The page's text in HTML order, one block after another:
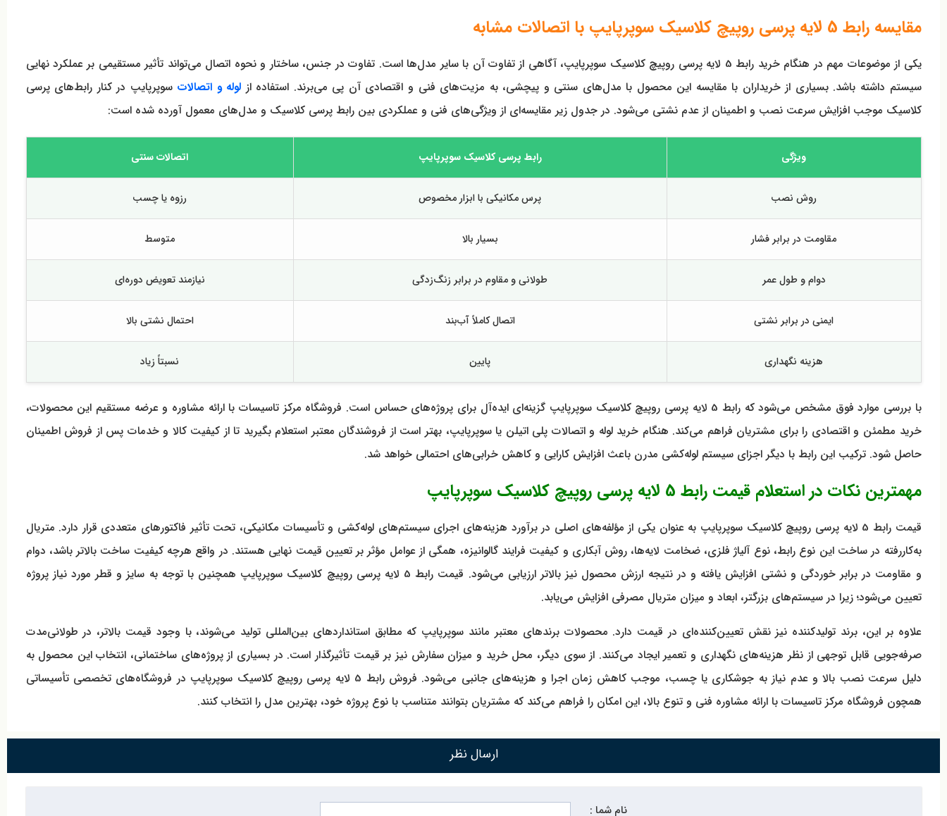
مقایسه رابط 5 لایه پرسی روپیچ کلاسیک سوپرپایپ با اتصالات مشابه
یکی از موضوعات مهم در هنگام خرید رابط 5 لایه پرسی روپیچ کلاسیک سوپرپایپ، آگاهی از تفاوت آن با سایر مدل‌ها است. تفاوت در جنس، ساختار و نحوه اتصال می‌تواند تأثیر مستقیمی بر عملکرد نهایی
سیستم داشته باشد. بسیاری از خریداران با مقایسه این محصول با مدل‌های سنتی و پیچشی، به مزیت‌های فنی و اقتصادی آن پی می‌برند. استفاده از لوله و اتصالات سوپرپایپ در کنار رابط‌های پرسی
کلاسیک موجب افزایش سرعت نصب و اطمینان از عدم نشتی می‌شود. در جدول زیر مقایسه‌ای از ویژگی‌های فنی و عملکردی بین رابط پرسی کلاسیک و مدل‌های معمول آورده شده است:
ویژگی رابط پرسی کلاسیک سوپرپایپ اتصالات سنتی
روش نصب پرس مکانیکی با ابزار مخصوص رزوه یا چسب
مقاومت در برابر فشار بسیار بالا متوسط
دوام و طول عمر طولانی و مقاوم در برابر زنگ‌زدگی نیازمند تعویض دوره‌ای
ایمنی در برابر نشتی اتصال کاملاً آب‌بند احتمال نشتی بالا
هزینه نگهداری پایین نسبتاً زیاد
با بررسی موارد فوق مشخص می‌شود که رابط 5 لایه پرسی روپیچ کلاسیک سوپرپایپ گزینه‌ای ایده‌آل برای پروژه‌های حساس است. فروشگاه مرکز تاسیسات با ارائه مشاوره و عرضه مستقیم این محصولات،
خرید مطمئن و اقتصادی را برای مشتریان فراهم می‌کند. هنگام خرید لوله و اتصالات پلی اتیلن یا سوپرپایپ، بهتر است از فروشندگان معتبر استعلام بگیرید تا از کیفیت کالا و خدمات پس از فروش اطمینان
حاصل شود. ترکیب این رابط با دیگر اجزای سیستم لوله‌کشی مدرن باعث افزایش کارایی و کاهش خرابی‌های احتمالی خواهد شد.
مهمترین نکات در استعلام قیمت رابط 5 لایه پرسی روپیچ کلاسیک سوپرپایپ
قیمت رابط 5 لایه پرسی روپیچ کلاسیک سوپرپایپ به عنوان یکی از مؤلفه‌های اصلی در برآورد هزینه‌های اجرای سیستم‌های لوله‌کشی و تأسیسات مکانیکی، تحت تأثیر فاکتورهای متعددی قرار دارد. متریال
به‌کاررفته در ساخت این نوع رابط، نوع آلیاژ فلزی، ضخامت لایه‌ها، روش آبکاری و کیفیت فرایند گالوانیزه، همگی از عوامل مؤثر بر تعیین قیمت نهایی هستند. در واقع هرچه کیفیت ساخت بالاتر باشد، دوام
و مقاومت در برابر خوردگی و نشتی افزایش یافته و در نتیجه ارزش محصول نیز بالاتر ارزیابی می‌شود. قیمت رابط 5 لایه پرسی روپیچ کلاسیک سوپرپایپ همچنین با توجه به سایز و قطر مورد نیاز پروژه
تعیین می‌شود؛ زیرا در سیستم‌های بزرگتر، ابعاد و میزان متریال مصرفی افزایش می‌یابد.
علاوه بر این، برند تولیدکننده نیز نقش تعیین‌کننده‌ای در قیمت دارد. محصولات برندهای معتبر مانند سوپرپایپ که مطابق استانداردهای بین‌المللی تولید می‌شوند، با وجود قیمت بالاتر، در طولانی‌مدت
صرفه‌جویی قابل توجهی از نظر هزینه‌های نگهداری و تعمیر ایجاد می‌کنند. از سوی دیگر، محل خرید و میزان سفارش نیز بر قیمت تأثیرگذار است. در بسیاری از پروژه‌های ساختمانی، انتخاب این محصول به
دلیل سرعت نصب بالا و عدم نیاز به جوشکاری یا چسب، موجب کاهش زمان اجرا و هزینه‌های جانبی می‌شود. فروش رابط 5 لایه پرسی روپیچ کلاسیک سوپرپایپ در فروشگاه‌های تخصصی تأسیساتی
همچون فروشگاه مرکز تاسیسات با ارائه مشاوره فنی و تنوع بالا، این امکان را فراهم می‌کند که مشتریان بتوانند متناسب با نوع پروژه خود، بهترین مدل را انتخاب کنند.
ارسال نظر
نام شما :